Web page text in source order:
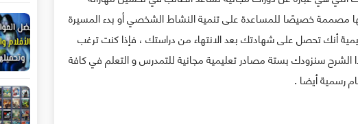
مصممة خصيصًا للمساعدة على تنمية النشاط الشخصي أو بدء المسيرة
ﺃﻧﻚ ﺗﺤﺼﻞ ﻋﻠﻰ ﺷﻬﺎﺩتك ﺑﻌﺪ ﺍﻻﻧﺘﻬﺎﺀ ﻣﻦ ﺩﺭﺍﺳﺘﻚ ، فإذا ﻛﻨﺖ ﺗﺮﻏﺐ
سنزودك بستة مصادر تعليمية مجانية للتمدرس و التعلم في كافة
رسمية أيضا .